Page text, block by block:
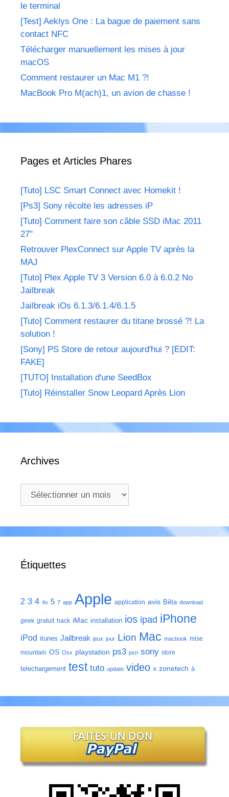
le terminal
[Test] Aeklys One : La bague de paiement sans
contact NFC
Télécharger manuellement les mises à jour
macOS
Comment restaurer un Mac M1 ?!
MacBook Pro M(ach)1, un avion de chasse !
Pages et Articles Phares
[Tuto] LSC Smart Connect avec Homekit !
[Ps3] Sony récolte les adresses iP
[Tuto] Comment faire son câble SSD iMac 2011
27"
Retrouver PlexConnect sur Apple TV après la
MAJ
[Tuto] Plex Apple TV 3 Version 6.0 à 6.0.2 No
Jailbreak
Jailbreak iOs 6.1.3/6.1.4/6.1.5
[Tuto] Comment restaurer du titane brossé ?! La
solution !
[Sony] PS Store de retour aujourd'hui ? [EDIT:
FAKE]
[TUTO] Installation d'une SeedBox
[Tuto] Réinstaller Snow Leopard Après Lion
Archives
Archives
Étiquettes
2 3 4 4s 5 7 app Apple application avis Bêta download
geek gratuit hack iMac installation ios ipad iPhone
iPod itunes Jailbreak jeux jour Lion Mac macbook mise
mountain OS Osx playstation ps3 psn sony store
telechargement test tuto update video x zonetech à